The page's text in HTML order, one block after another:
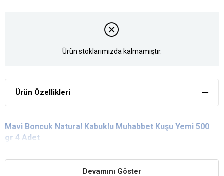
Ürün stoklarımızda kalmamıştır.
Ürün Özellikleri
Mavi Boncuk Natural Kabuklu Muhabbet Kuşu Yemi 500
gr 4 Adet
Devamını Göster